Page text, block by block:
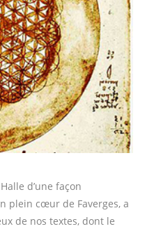
d’une façon
plein cœur de Faverges, a
de nos textes, dont le